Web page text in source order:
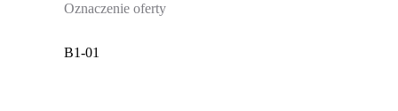
Oznaczenie oferty
B1-01